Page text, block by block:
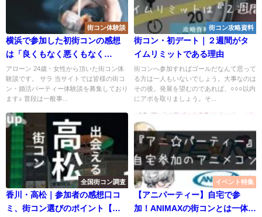
街コン体験談
横浜で参加した初街コンの感想
は「良くもなく悪くもなく
（笑）」
アローン 24歳・女性から頂いた街コン体
験談です。 サラ 当サイトでは皆様の街コ
ン・婚活パーティー体験談を募集しており
ます♪ 普段は一般事...
街コン攻略資料
街コン・初デート｜２週間がタ
イムリミットである理由
街コンへ参加すればゴールだなんて思って
る方は一人もいないでしょう。大事なのは
その後。発展を望むのであれば、○○○以内
にアポを取りましょう。そ...
全国街コン調査
香川・高松｜参加者の感想口コ
ミ、街コン選びのポイント【今
イベント特集
【アニパーティー】自宅で参
加！ANIMAXの街コンとは一体な